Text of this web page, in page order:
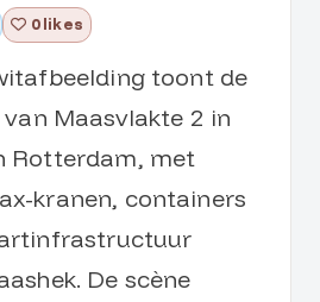
0 likes
toont de
Maasvlakte 2 in
Rotterdam, met
kranen, containers
De scène